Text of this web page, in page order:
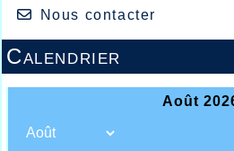
Nous contacter
Calendrier
district. 5 podiums
enregistrés lors des
Mariam Oularé a encore
réalisait 12’’21 (record
pourra être validé. En